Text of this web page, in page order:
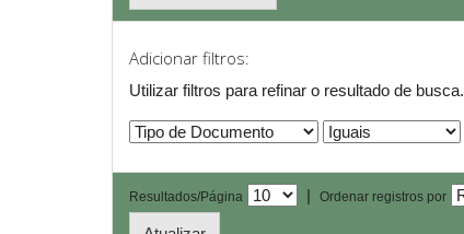
Adicionar filtros:
Utilizar filtros para refinar o resultado de busca.
Resultados/Página | Ordenar registros por